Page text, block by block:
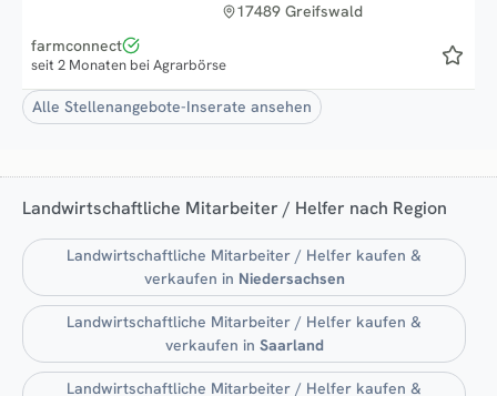
17489 Greifswald
farmconnect
seit 2 Monaten bei Agrarbörse
Alle Stellenangebote-Inserate ansehen
Landwirtschaftliche Mitarbeiter / Helfer nach Region
Landwirtschaftliche Mitarbeiter / Helfer kaufen &
verkaufen in Niedersachsen
Landwirtschaftliche Mitarbeiter / Helfer kaufen &
verkaufen in Saarland
Landwirtschaftliche Mitarbeiter / Helfer kaufen &